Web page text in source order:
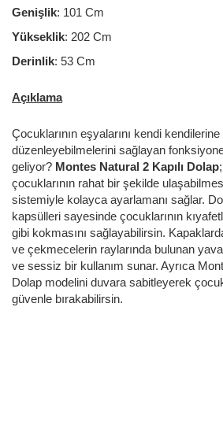
Genişlik: 101 Cm
Yükseklik: 202 Cm
Derinlik: 53 Cm
Açıklama
Çocuklarının eşyalarını kendi
düzenleyebilmelerini sağlayan
geliyor? Montes Natural 2 Kapılı Dolap
çocuklarının rahat bir şekilde
sistemiyle kolayca ayarlamanı sağlar.
kapsülleri sayesinde çocuklarının
gibi kokmasını sağlayabilirsin.
ve çekmecelerin raylarında bulunan
ve sessiz bir kullanım sunar. Ayrıca
Dolap modelini duvara sabitleyerek
güvenle bırakabilirsin.